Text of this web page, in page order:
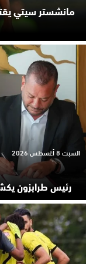
مانشستر سيتي
رئيس طرابزون
السبت 8 أغسطس 2026